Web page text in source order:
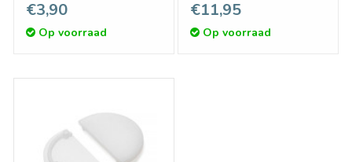
melkwit, Set van twee
€3,90
Op voorraad
1m of 2m lengte
€11,95
Op voorraad